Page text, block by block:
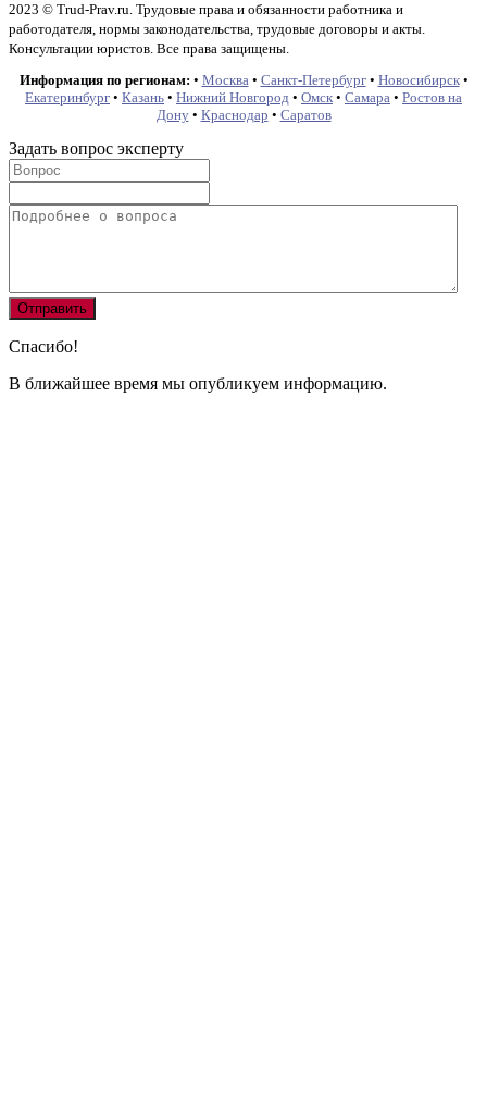
2023 © Trud-Prav.ru. Трудовые права и обязанности работника и
работодателя, нормы законодательства, трудовые договоры и акты.
Консультации юристов. Все права защищены.
Информация по регионам: • Москва• Санкт-Петербург• Новосибирск•
Екатеринбург • Казань • Нижний Новгород • Омск • Самара • Ростов на
Дону• Краснодар • Саратов
Задать вопрос эксперту
Спасибо!
В ближайшее время мы опубликуем информацию.